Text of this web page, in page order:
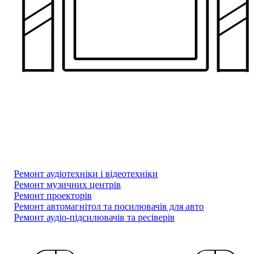
Ремонт аудіотехніки і відеотехніки
Ремонт музичних центрів
Ремонт проекторів
Ремонт автомагнітол та посилювачів для авто
Ремонт аудіо-підсилювачів та ресіверів